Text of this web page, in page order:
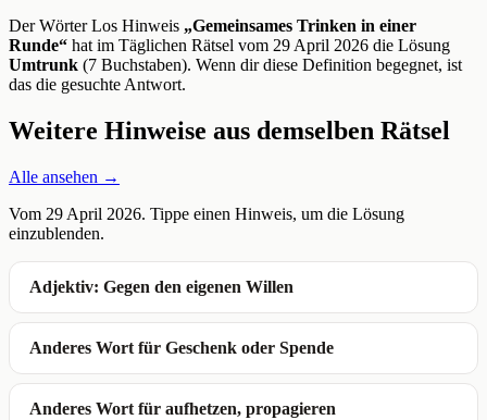
Der Wörter Los Hinweis „Gemeinsames Trinken in einer
Runde“ hat im Täglichen Rätsel vom 29 April 2026 die Lösung
Umtrunk (7 Buchstaben). Wenn dir diese Definition begegnet, ist
das die gesuchte Antwort.
Weitere Hinweise aus demselben Rätsel
Alle ansehen →
Vom 29 April 2026. Tippe einen Hinweis, um die Lösung
einzublenden.
Adjektiv: Gegen den eigenen Willen
Anderes Wort für Geschenk oder Spende
Anderes Wort für aufhetzen, propagieren